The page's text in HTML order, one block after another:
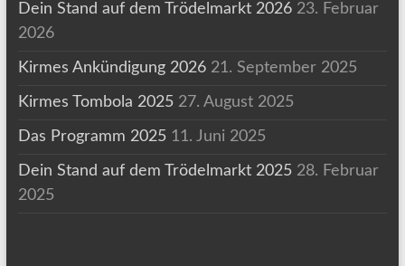
Dein Stand auf dem Trödelmarkt 2026 23. Februar
2026
Kirmes Ankündigung 2026 21. September 2025
Kirmes Tombola 2025 27. August 2025
Das Programm 2025 11. Juni 2025
Dein Stand auf dem Trödelmarkt 2025 28. Februar
2025